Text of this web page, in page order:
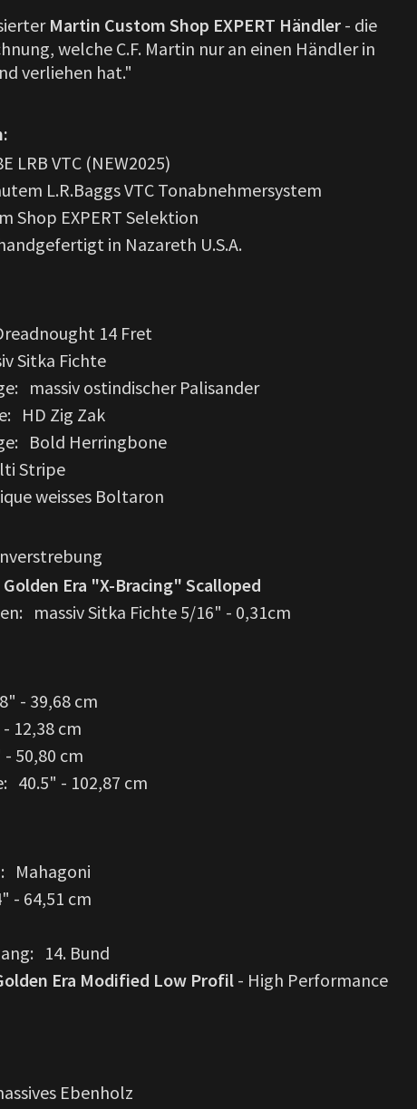
Martin Custom Shop EXPERT Händler - die
welche C.F. Martin nur an einen Händler in
verliehen hat."
LRB VTC (NEW2025)
L.R.Baggs VTC Tonabnehmersystem
Shop EXPERT Selektion
in Nazareth U.S.A.
14 Fret
Sitka Fichte
massiv ostindischer Palisander
HD Zig Zak
Bold Herringbone
Stripe
weisses Boltaron
Golden Era "X-Bracing" Scalloped
massiv Sitka Fichte 5/16" - 0,31cm
- 39,68 cm
12,38 cm
50,80 cm
40.5" - 102,87 cm
Mahagoni
- 64,51 cm
14. Bund
Era Modified Low Profil - High Performance
Ebenholz